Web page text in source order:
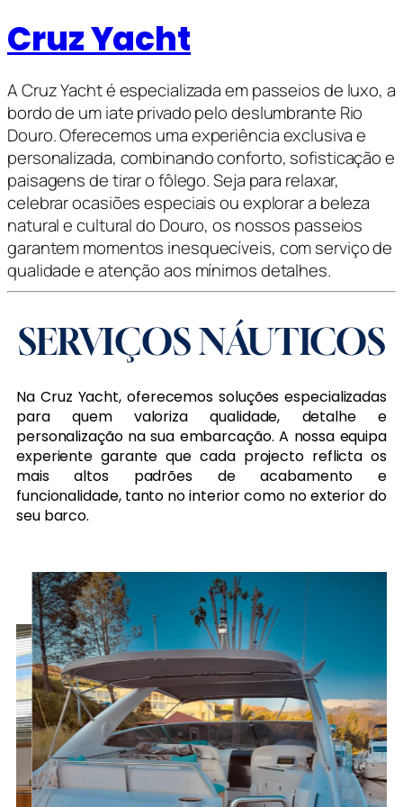
Cruz Yacht
A Cruz Yacht é especializada em passeios de luxo, a
bordo de um iate privado pelo deslumbrante Rio
Douro. Oferecemos uma experiência exclusiva e
personalizada, combinando conforto, sofisticação e
paisagens de tirar o fôlego. Seja para relaxar,
celebrar ocasiões especiais ou explorar a beleza
natural e cultural do Douro, os nossos passeios
garantem momentos inesquecíveis, com serviço de
qualidade e atenção aos mínimos detalhes.
SERVIÇOS NÁUTICOS
Na Cruz Yacht, oferecemos soluções especializadas
para quem valoriza qualidade, detalhe e
personalização na sua embarcação. A nossa equipa
experiente garante que cada projecto reflicta os
mais altos padrões de acabamento e
funcionalidade, tanto no interior como no exterior do
seu barco.